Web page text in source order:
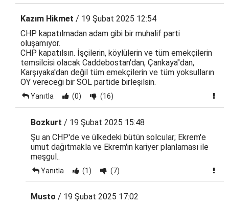
Kazım Hikmet / 19 Şubat 2025 12:54
CHP kapatılmadan adam gibi bir muhalif parti
oluşamıyor.
CHP kapatılsın. İşçilerin, köylülerin ve tüm emekçilerin
temsilcisi olacak Caddebostan'dan, Çankaya"dan,
Karşıyaka'dan değil tüm emekçilerin ve tüm yoksulların
OY vereceği bir SOL partide birleşilsin.
Yanıtla (0) (16)
Bozkurt / 19 Şubat 2025 15:48
Şu an CHP'de ve ülkedeki bütün solcular; Ekrem'e
umut dağıtmakla ve Ekrem'in kariyer planlaması ile
meşgul..
Yanıtla (1) (7)
Musto / 19 Şubat 2025 17:02